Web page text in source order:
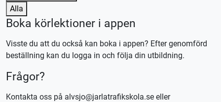
Alla
Boka körlektioner i appen
Visste du att du också kan boka i appen? Efter genomförd
beställning kan du logga in och följa din utbildning.
Frågor?
Kontakta oss på alvsjo@jarlatrafikskola.se eller